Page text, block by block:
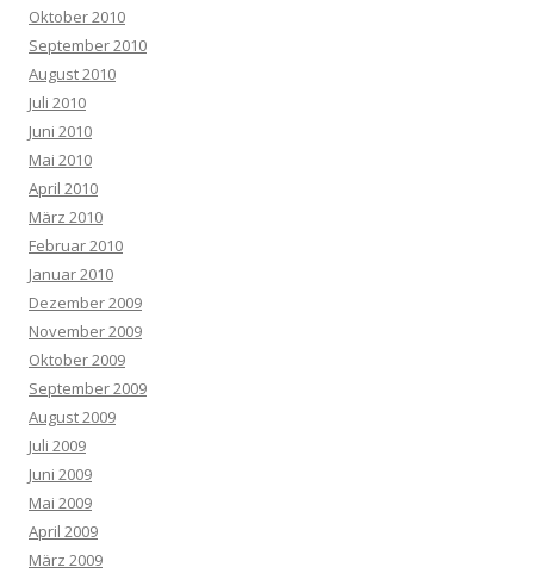
Oktober 2010
September 2010
August 2010
Juli 2010
Juni 2010
Mai 2010
April 2010
März 2010
Februar 2010
Januar 2010
Dezember 2009
November 2009
Oktober 2009
September 2009
August 2009
Juli 2009
Juni 2009
Mai 2009
April 2009
März 2009